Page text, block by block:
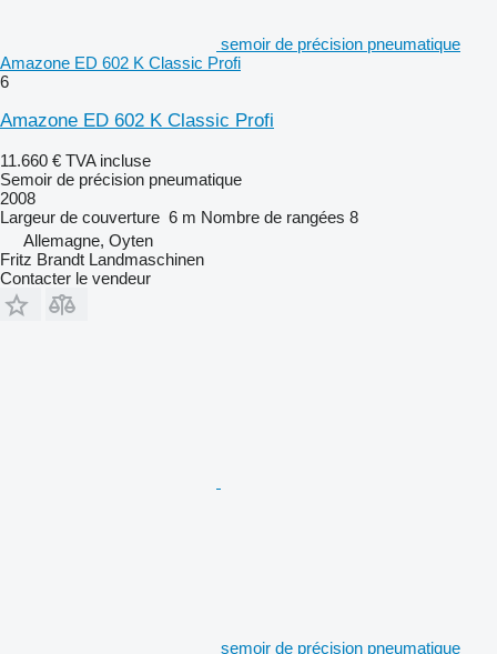
semoir de précision pneumatique
Amazone ED 602 K Classic Profi
6
Amazone ED 602 K Classic Profi
11.660 € TVA incluse
Semoir de précision pneumatique
2008
Largeur de couverture 6 m Nombre de rangées 8
Allemagne, Oyten
Fritz Brandt Landmaschinen
Contacter le vendeur
semoir de précision pneumatique